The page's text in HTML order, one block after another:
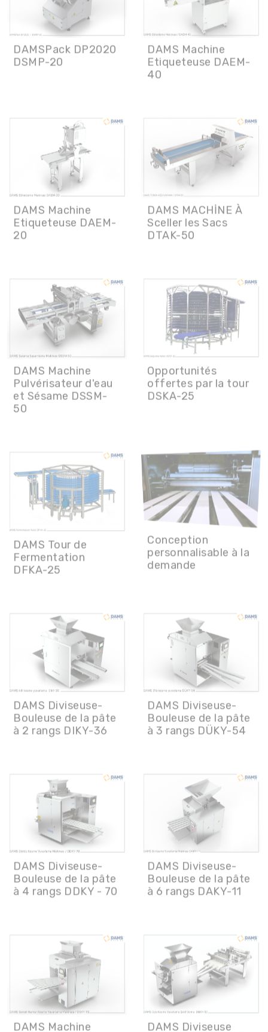
DAMSPack DP2020
DSMP-20
Etiqueteuse DAEM-
DAMS Machine
Etiqueteuse DAEM-
DAMS MACHİNE À
Sceller les Sacs
DAMS Machine
Pulvérisateur d'eau
50
Opportunités
offertes par la tour
DAMS Tour de
Fermentation
DFKA-25
Conception
personnalisable à la
DAMS Diviseuse-
Bouleuse de la pâte
à 2 rangs DIKY-36
DAMS Diviseuse-
Bouleuse de la pâte
à 3 rangs DÜKY-54
DAMS Diviseuse-
Bouleuse de la pâte
DAMS Diviseuse-
Bouleuse de la pâte
DAMS Machine
Diviseuse-Bouleuse
DAMS Diviseuse
Bouleuse de la pâte